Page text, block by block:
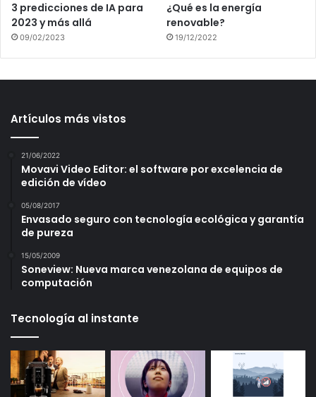
3 predicciones de IA para
2023 y más allá
09/02/2023
¿Qué es la energía
renovable?
19/12/2022
Artículos más vistos
21/06/2022
Movavi Video Editor: el software por excelencia de
edición de vídeo
05/08/2017
Envasado seguro con tecnología ecológica y garantía
de pureza
15/05/2009
Soneview: Nueva marca venezolana de equipos de
computación
Tecnología al instante